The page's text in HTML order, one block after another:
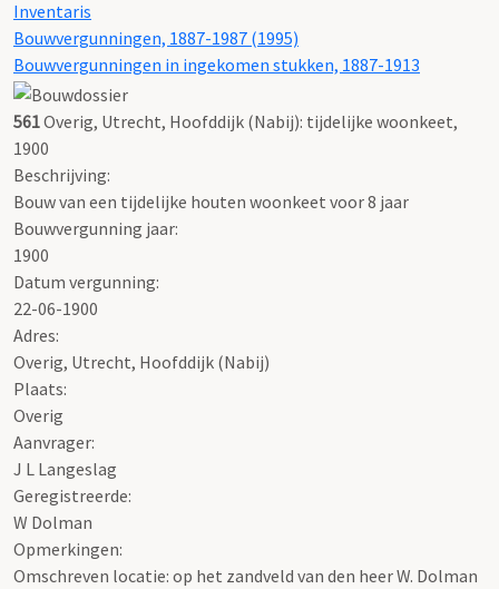
Inventaris
Bouwvergunningen, 1887-1987 (1995)
Bouwvergunningen in ingekomen stukken, 1887-1913
561Overig, Utrecht, Hoofddijk (Nabij): tijdelijke woonkeet,
1900
Beschrijving:
Bouw van een tijdelijke houten woonkeet voor 8 jaar
Bouwvergunning jaar:
1900
Datum vergunning:
22-06-1900
Adres:
Overig, Utrecht, Hoofddijk (Nabij)
Plaats:
Overig
Aanvrager:
J L Langeslag
Geregistreerde:
W Dolman
Opmerkingen:
Omschreven locatie: op het zandveld van den heer W. Dolman